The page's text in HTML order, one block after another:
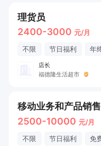
理货员
2400-3000 元/月
不限 节日福利 年
店长
福德隆生活超市
移动业务和产品销
2500-10000 元/月
不限 节日福利 免